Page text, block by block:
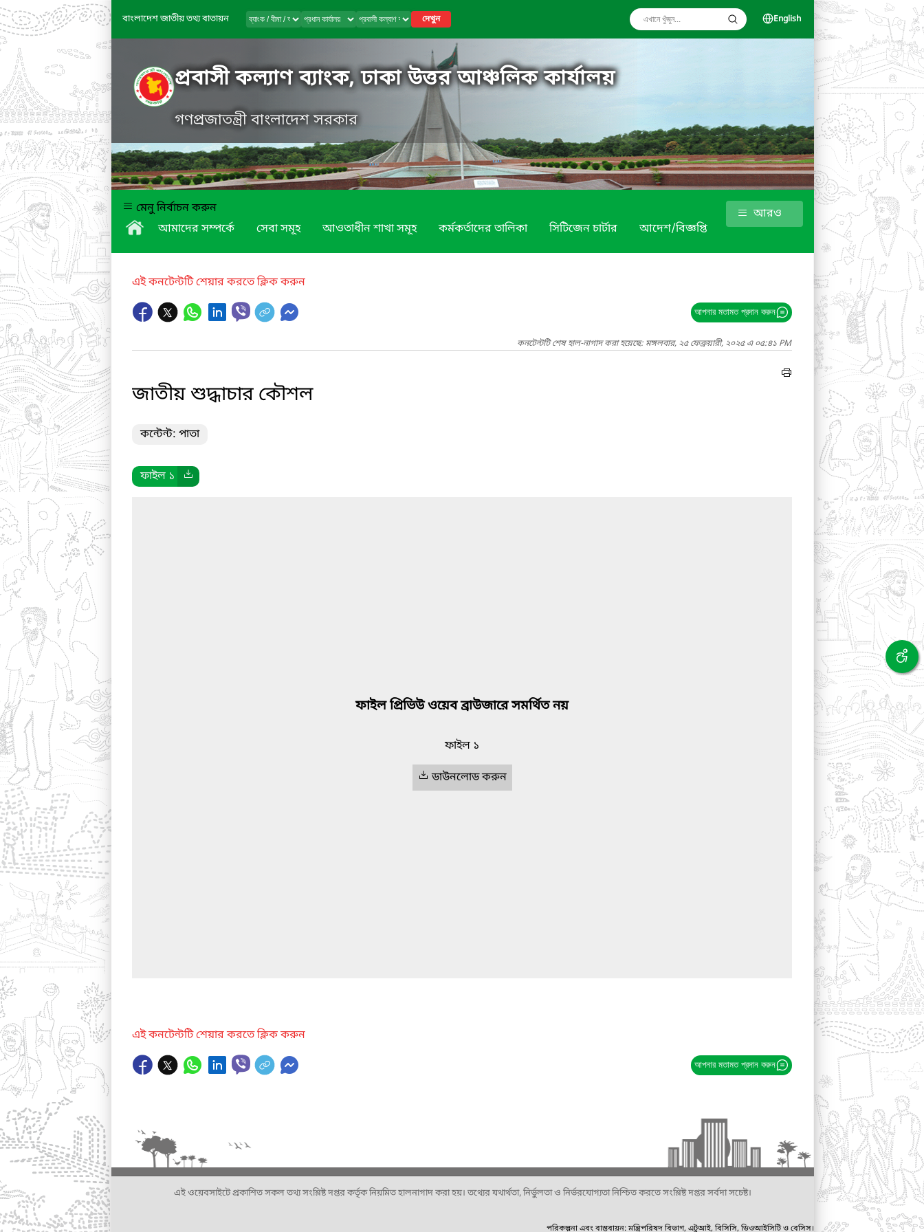
বাংলাদেশ জাতীয় তথ্য বাতায়ন দেখুন English
প্রবাসী কল্যাণ ব্যাংক, ঢাকা উত্তর আঞ্চলিক কার্যালয়
গণপ্রজাতন্ত্রী বাংলাদেশ সরকার
মেনু নির্বাচন করুন
আমাদের সম্পর্কে
সেবা সমূহ আওতাধীন শাখা সমূহ কর্মকর্তাদের তালিকা সিটিজেন চার্টার আদেশ/বিজ্ঞপ্তি
আরও
এই কনটেন্টটি শেয়ার করতে ক্লিক করুন
আপনার মতামত প্রদান করুন
কনটেন্টটি শেষ হাল-নাগাদ করা হয়েছে: মঙ্গলবার, ২৫ ফেব্রুয়ারী, ২০২৫ এ ০৫:৪১ PM
জাতীয় শুদ্ধাচার কৌশল
কন্টেন্ট: পাতা
ফাইল ১
ফাইল প্রিভিউ ওয়েব ব্রাউজারে সমর্থিত নয়
ফাইল ১
ডাউনলোড করুন
এই কনটেন্টটি শেয়ার করতে ক্লিক করুন
আপনার মতামত প্রদান করুন
এই ওয়েবসাইটে প্রকাশিত সকল তথ্য সংশ্লিষ্ট দপ্তর কর্তৃক নিয়মিত হালনাগাদ করা হয়। তথ্যের যথার্থতা, নির্ভুলতা ও নির্ভরযোগ্যতা নিশ্চিত করতে সংশ্লিষ্ট দপ্তর সর্বদা সচেষ্ট।
পরিকল্পনা এবং বাস্তবায়ন: মন্ত্রিপরিষদ বিভাগ, এটুআই, বিসিসি, ডিওআইসিটি ও বেসিস।